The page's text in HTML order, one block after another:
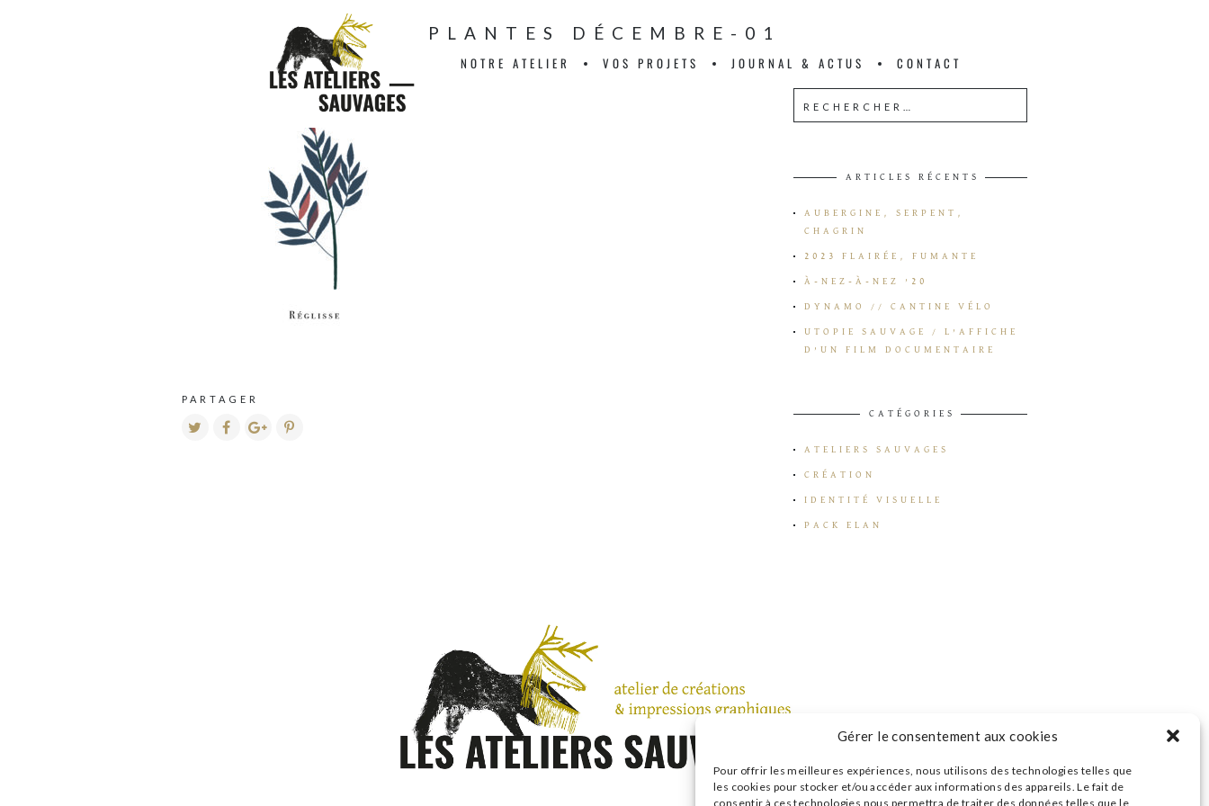
Gérer le consentement aux cookies
Pour offrir les meilleures expériences, nous utilisons des technologies telles que
les cookies pour stocker et/ou accéder aux informations des appareils. Le fait de
consentir à ces technologies nous permettra de traiter des données telles que le
NOTRE ATELIER VOS PROJETS JOURNAL & ACTUS CONTACT
PLANTES DÉCEMBRE-01
PARTAGER
ARTICLES RÉCENTS
AUBERGINE, SERPENT,
CHAGRIN
2023 FLAIRÉE, FUMANTE
À-NEZ-À-NEZ ’20
DYNAMO // CANTINE VÉLO
UTOPIE SAUVAGE / L’AFFICHE
D’UN FILM DOCUMENTAIRE
CATÉGORIES
ATELIERS SAUVAGES
CRÉATION
IDENTITÉ VISUELLE
PACK ELAN